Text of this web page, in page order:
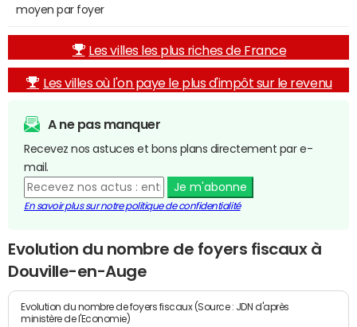
moyen par foyer
Les villes les plus riches de France
Les villes où l'on paye le plus d'impôt sur le revenu
A ne pas manquer
Recevez nos astuces et bons plans directement par e-
mail.
Je m'abonne
En savoir plus sur notre politique de confidentialité
Evolution du nombre de foyers fiscaux à
Douville-en-Auge
Evolution du nombre de foyers fiscaux (Source : JDN d'après
ministère de l'Economie)